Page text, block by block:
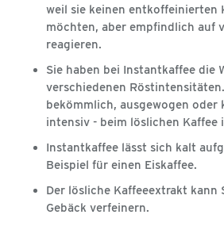
weil sie keinen entkoffeinierten
möchten, aber empfindlich auf
reagieren.
Sie haben bei Instantkaffee die
verschiedenen
bekömmlich, ausgewogen oder
intensiv - beim löslichen Kaffee
Instantkaffee lässt sich kalt
Beispiel für einen Eiskaffee.
Der lösliche Kaffeeextrakt kann
Gebäck verfeinern.